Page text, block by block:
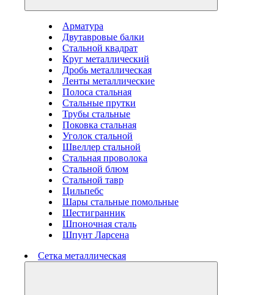
Арматура
Двутавровые балки
Стальной квадрат
Круг металлический
Дробь металлическая
Ленты металлические
Полоса стальная
Стальные прутки
Трубы стальные
Поковка стальная
Уголок стальной
Швеллер стальной
Стальная проволока
Стальной блюм
Стальной тавр
Цильпебс
Шары стальные помольные
Шестигранник
Шпоночная сталь
Шпунт Ларсена
Сетка металлическая